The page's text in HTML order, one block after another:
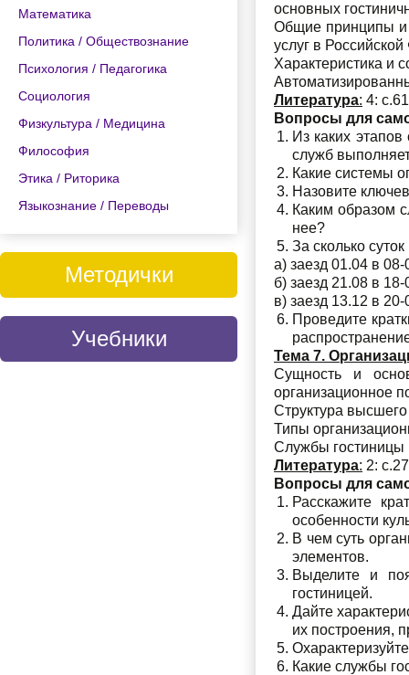
Математика
Политика / Обществознание
Психология / Педагогика
Социология
Физкультура / Медицина
Философия
Этика / Риторика
Языкознание / Переводы
Методички
Учебники
основных
Общие принципы и
услуг в
Характеристика и
Литература: 4:
Вопросы для
Из каких
служб
Какие системы
Назовите
Каким образом
нее?
За сколько
а) заезд 01.04 в
б) заезд 21.08 в
в) заезд 13.12 в
Проведите
Тема 7.
Сущность и
организационное
Структура
Типы
Службы гостиницы
Литература: 2:
Вопросы для
Расскажите
особенности
В чем суть
элементов.
Выделите и
гостиницей.
Дайте
их построения,
Какие службы